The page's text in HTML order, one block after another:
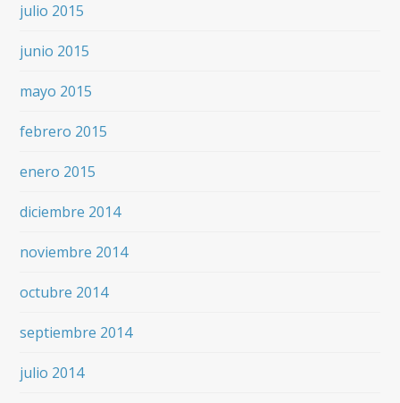
julio 2015
junio 2015
mayo 2015
febrero 2015
enero 2015
diciembre 2014
noviembre 2014
octubre 2014
septiembre 2014
julio 2014